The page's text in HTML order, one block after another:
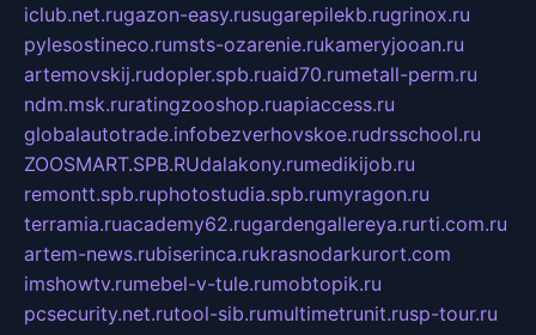
iclub.net.rugazon-easy.rusugarepilekb.rugrinox.ru
pylesostineco.rumsts-ozarenie.rukameryjooan.ru
artemovskij.rudopler.spb.ruaid70.rumetall-perm.ru
ndm.msk.ruratingzooshop.ruapiaccess.ru
globalautotrade.infobezverhovskoe.rudrsschool.ru
ZOOSMART.SPB.RUdalakony.rumedikijob.ru
remontt.spb.ruphotostudia.spb.rumyragon.ru
terramia.ruacademy62.rugardengallereya.rurti.com.ru
artem-news.rubiserinca.rukrasnodarkurort.com
imshowtv.rumebel-v-tule.rumobtopik.ru
pcsecurity.net.rutool-sib.rumultimetrunit.rusp-tour.ru